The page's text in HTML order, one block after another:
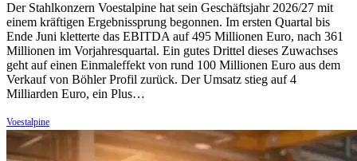
Der Stahlkonzern Voestalpine hat sein Geschäftsjahr 2026/27 mit
einem kräftigen Ergebnissprung begonnen. Im ersten Quartal bis
Ende Juni kletterte das EBITDA auf 495 Millionen Euro, nach 361
Millionen im Vorjahresquartal. Ein gutes Drittel dieses Zuwachses
geht auf einen Einmaleffekt von rund 100 Millionen Euro aus dem
Verkauf von Böhler Profil zurück. Der Umsatz stieg auf 4
Milliarden Euro, ein Plus…
Voestalpine